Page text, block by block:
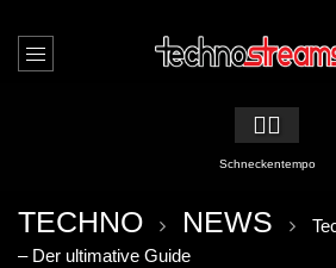
🏳️‍🌈
Schneckentempo
TECHNO NEWS
– Der ultimative Guide